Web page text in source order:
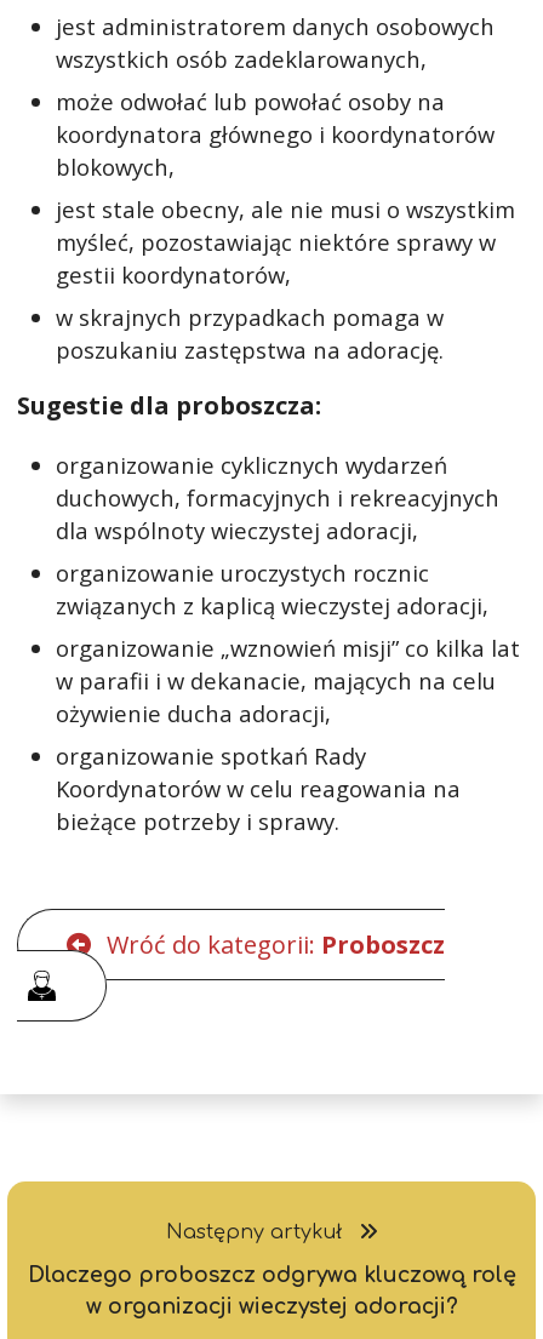
jest administratorem danych osobowych
wszystkich osób zadeklarowanych,
może odwołać lub powołać osoby na
koordynatora głównego i koordynatorów
blokowych,
jest stale obecny, ale nie musi o wszystkim
myśleć, pozostawiając niektóre sprawy w
gestii koordynatorów,
w skrajnych przypadkach pomaga w
poszukaniu zastępstwa na adorację.
Sugestie dla proboszcza:
organizowanie cyklicznych wydarzeń
duchowych, formacyjnych i rekreacyjnych
dla wspólnoty wieczystej adoracji,
organizowanie uroczystych rocznic
związanych z kaplicą wieczystej adoracji,
organizowanie „wznowień misji” co kilka lat
w parafii i w dekanacie, mających na celu
ożywienie ducha adoracji,
organizowanie spotkań Rady
Koordynatorów w celu reagowania na
bieżące potrzeby i sprawy.
Wróć do kategorii: Proboszcz
Następny artykuł
Dlaczego proboszcz odgrywa kluczową rolę
w organizacji wieczystej adoracji?